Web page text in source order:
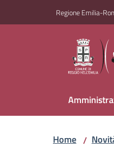
Regione Emilia-
Home /